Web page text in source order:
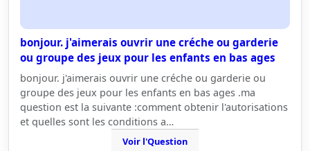
bonjour. j'aimerais ouvrir une créche ou garderie
ou groupe des jeux pour les enfants en bas ages
bonjour. j'aimerais ouvrir une créche ou garderie ou
groupe des jeux pour les enfants en bas ages .ma
question est la suivante :comment obtenir l'autorisations
et quelles sont les conditions a…
Voir l'Question